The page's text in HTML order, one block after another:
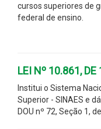
cursos superiores de
federal de ensino.
LEI Nº 10.861, DE
Institui o Sistema
Superior - SINAES e
DOU nº 72, Seção 1,